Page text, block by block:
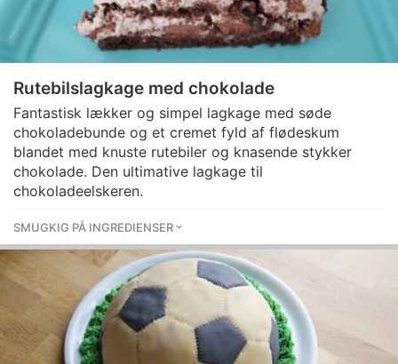
Rutebilslagkage med chokolade
Fantastisk lækker og simpel lagkage med søde
chokoladebunde og et cremet fyld af flødeskum
blandet med knuste rutebiler og knasende stykker
chokolade. Den ultimative lagkage til
chokoladeelskeren.
SMUGKIG PÅ INGREDIENSER